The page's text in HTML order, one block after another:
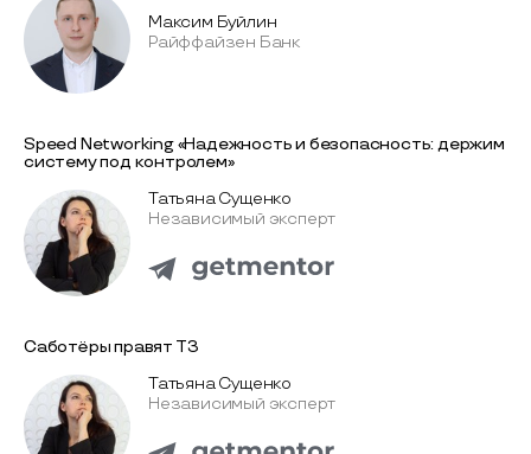
Максим Буйлин
Райффайзен Банк
Speed Networking «Надежность и безопасность: держим
систему под контролем»
Татьяна Сущенко
Независимый эксперт
Саботёры правят ТЗ
Татьяна Сущенко
Независимый эксперт